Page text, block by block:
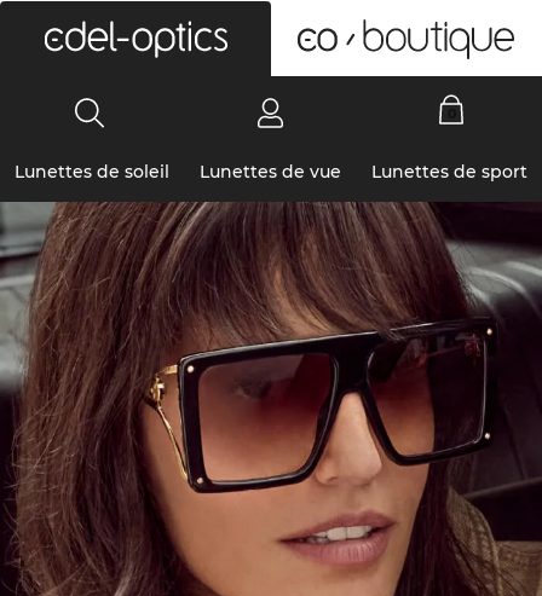
Lunettes de soleil Lunettes de vue Lunettes de sport